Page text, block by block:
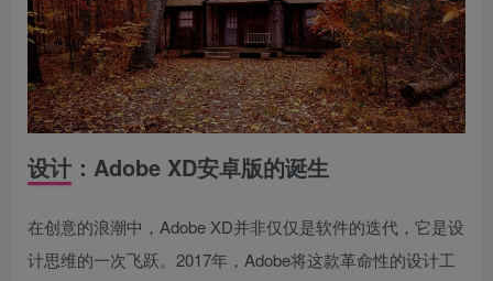
设计：Adobe XD安卓版的诞生
在创意的浪潮中，Adobe XD并非仅仅是软件的迭代，它是设
计思维的一次飞跃。2017年，Adobe将这款革命性的设计工